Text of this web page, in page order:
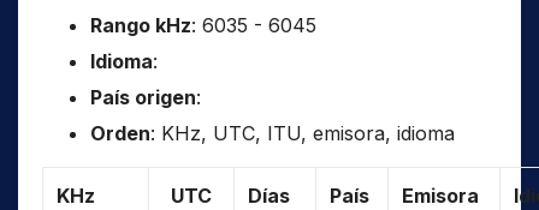
Rango kHz: 6035 - 6045
Idioma:
País origen:
Orden: KHz, UTC, ITU, emisora, idioma
KHz UTC Días País Emisora